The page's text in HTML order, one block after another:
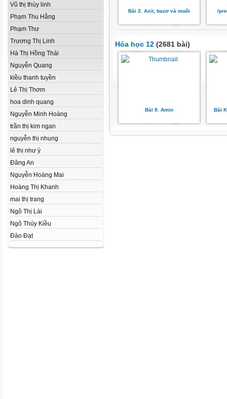
Vũ thị thùy linh
Phạm Thu Hằng
Phạm Thư
Trương Thị Linh
Hà Thị Hồng Thái
Nguyễn Quang
kiều thanh tuyền
Lê Thị Thơm
hoa dinh quang
Nguyễn Minh Hoàng
trần thị kim ngan
nguyễn thị nhung
lê thị như ý
Đăng An
Nguyễn Hoàng Mai
Hoàng Thị Khanh
mai thị trang
Ngô Thị Lài
Ngô Thúy Kiều
Đào Đạt
Bài 2. Axit, bazơ và muối /
Hóa học 12 (2681 bài)
Bài 9. Amin Bài